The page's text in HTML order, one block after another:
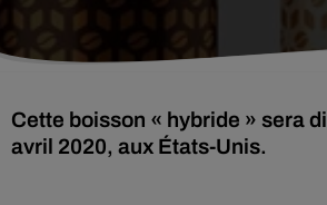
Cette boisson « hybride » sera
avril 2020, aux États-Unis.